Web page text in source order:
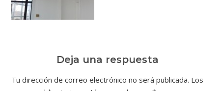
Deja una respuesta
Tu dirección de correo electrónico no será publicada. Los